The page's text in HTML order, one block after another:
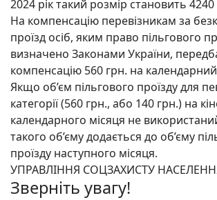
2024 рік такий розмір становить 4240
На компенсацію перевізникам за
проїзд осіб, яким право пільгового
визначено Законами України,
компенсацію 560 грн. на
Якщо об’єм пільгового проїзду для
категорії (560 грн., або 140 грн.) на
календарного місяця не
такого об’єму додається до об’єму
проїзду наступного місяця.
УПРАВЛІННЯ СОЦЗАХИСТУ
Зверніть увагу!